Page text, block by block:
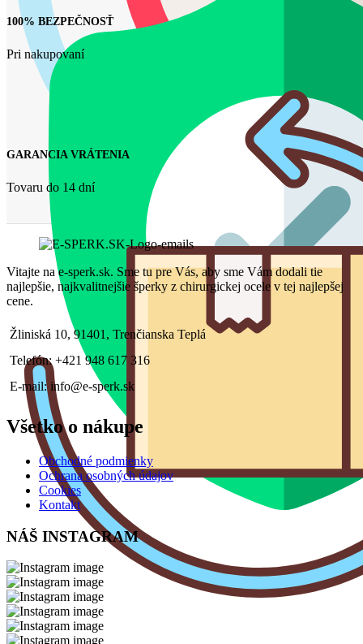
100% BEZPEČNOSŤ
Pri nakupovaní
GARANCIA VRÁTENIA
Tovaru do 14 dní
Vitajte na e-sperk.sk. Sme tu pre Vás, aby sme Vám dodali tie
najlepšie, najkvalitnejšie šperky z chirurgickej ocele v tej najlepšej
cene.
Žliniská 10, 91401, Trenčianska Teplá
Telefón: +421 948 617 316
E-mail: info@e-sperk.sk
Všetko o nákupe
Obchodné podmienky
Ochrana osobných údajov
Cookies
Kontakt
NÁŠ INSTAGRAM